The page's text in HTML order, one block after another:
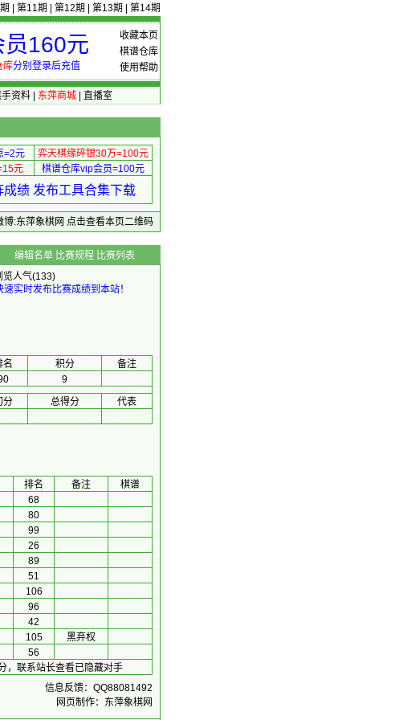
第11期 第12期 第13期 第14期
收藏本页
棋谱仓库
使用帮助
160元
库分别登录后充值
资料| 东萍商城| 直播室
=2元
弈天棋缘碎银30万=100元
元 棋谱仓库vip会员=100元
绩 发布工具合集下载
:东萍象棋网 点击查看本页二维码
编辑名单 比赛规程 比赛列表
览人气(133)
速实时发布比赛成绩到本站！
名 积分
备注
9
分 总得分 代表
排名 备注
棋谱
68
80
99
26
89
51
106
96
42
105
黑弃权
56
，联系站长查看已隐藏对手
信息反馈：QQ88081492
网页制作：东萍象棋网